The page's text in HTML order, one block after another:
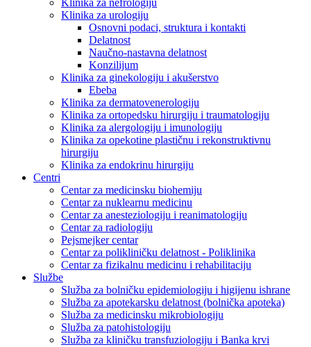
Klinika za nefrologiju
Klinika za urologiju
Osnovni podaci, struktura i kontakti
Delatnost
Naučno-nastavna delatnost
Konzilijum
Klinika za ginekologiju i akušerstvo
Ebeba
Klinika za dermatovenerologiju
Klinika za ortopedsku hirurgiju i traumatologiju
Klinika za alergologiju i imunologiju
Klinika za opekotine plastičnu i rekonstruktivnu
hirurgiju
Klinika za endokrinu hirurgiju
Centri
Centar za medicinsku biohemiju
Centar za nuklearnu medicinu
Centar za anesteziologiju i reanimatologiju
Centar za radiologiju
Pejsmejker centar
Centar za polikliničku delatnost - Poliklinika
Centar za fizikalnu medicinu i rehabilitaciju
Službe
Služba za bolničku epidemiologiju i higijenu ishrane
Služba za apotekarsku delatnost (bolnička apoteka)
Služba za medicinsku mikrobiologiju
Služba za patohistologiju
Služba za kliničku transfuziologiju i Banka krvi